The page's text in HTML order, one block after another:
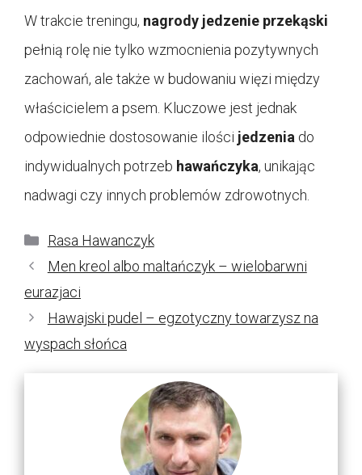
W trakcie treningu, nagrody jedzenie przekąski
pełnią rolę nie tylko wzmocnienia pozytywnych
zachowań, ale także w budowaniu więzi między
właścicielem a psem. Kluczowe jest jednak
odpowiednie dostosowanie ilości jedzenia do
indywidualnych potrzeb hawańczyka, unikając
nadwagi czy innych problemów zdrowotnych.
Kategorie
Rasa Hawanczyk
Men kreol albo maltańczyk – wielobarwni
eurazjaci
Hawajski pudel – egzotyczny towarzysz na
wyspach słońca